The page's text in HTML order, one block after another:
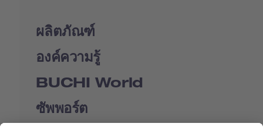
ผลิตภัณฑ์
องค์ความรู้
BUCHI World
ซัพพอร์ต